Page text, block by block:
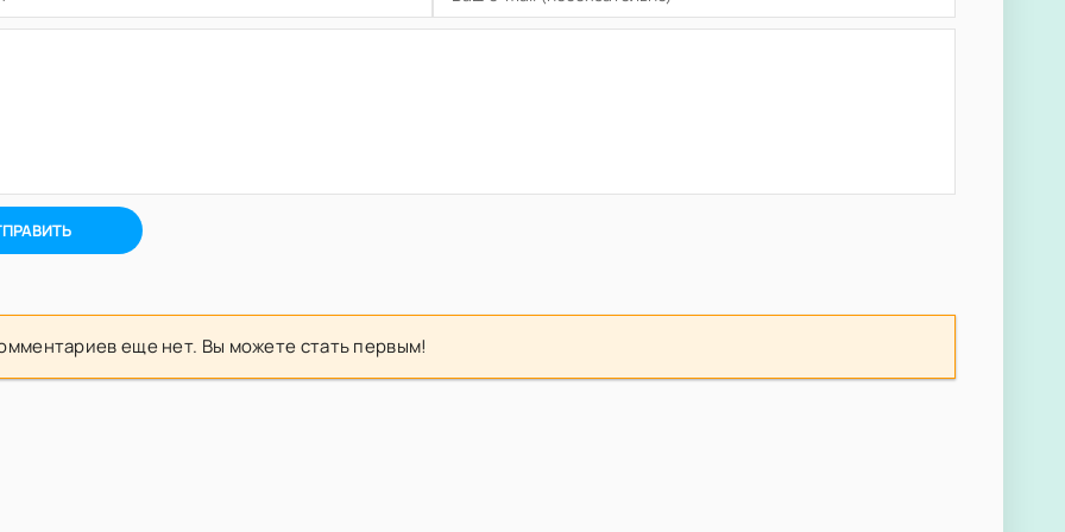
еще нет. Вы можете стать первым!